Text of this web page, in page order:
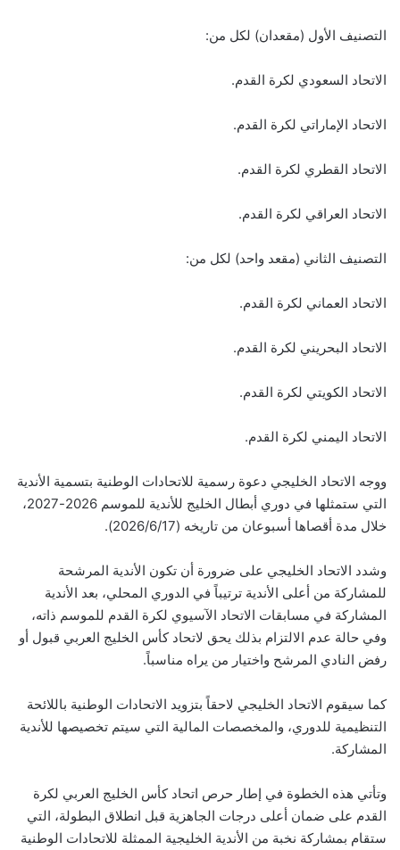
التصنيف الأول (مقعدان) لكل من:
الاتحاد السعودي لكرة القدم.
الاتحاد الإماراتي لكرة القدم.
الاتحاد القطري لكرة القدم.
الاتحاد العراقي لكرة القدم.
التصنيف الثاني (مقعد واحد) لكل من:
الاتحاد العماني لكرة القدم.
الاتحاد البحريني لكرة القدم.
الاتحاد الكويتي لكرة القدم.
الاتحاد اليمني لكرة القدم.
ووجه الاتحاد الخليجي دعوة رسمية للاتحادات الوطنية بتسمية الأندية
التي ستمثلها في دوري أبطال الخليج للأندية للموسم 2026-2027،
خلال مدة أقصاها أسبوعان من تاريخه (2026/6/17).
وشدد الاتحاد الخليجي على ضرورة أن تكون الأندية المرشحة
للمشاركة من أعلى الأندية ترتيباً في الدوري المحلي، بعد الأندية
المشاركة في مسابقات الاتحاد الآسيوي لكرة القدم للموسم ذاته،
وفي حالة عدم الالتزام بذلك يحق لاتحاد كأس الخليج العربي قبول أو
رفض النادي المرشح واختيار من يراه مناسباً.
كما سيقوم الاتحاد الخليجي لاحقاً بتزويد الاتحادات الوطنية باللائحة
التنظيمية للدوري، والمخصصات المالية التي سيتم تخصيصها للأندية
المشاركة.
وتأتي هذه الخطوة في إطار حرص اتحاد كأس الخليج العربي لكرة
القدم على ضمان أعلى درجات الجاهزية قبل انطلاق البطولة، التي
ستقام بمشاركة نخبة من الأندية الخليجية الممثلة للاتحادات الوطنية